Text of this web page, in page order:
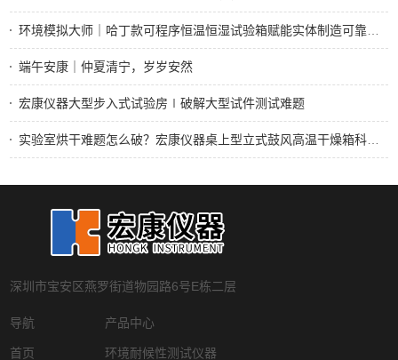
端午安康｜仲夏清宁，岁岁安然
宏康仪器大型步入式试验房∣破解大型试件测试难题
深圳市宝安区燕罗街道物园路6号E栋二层
导航
首页
产品中心
环境耐候性测试仪器